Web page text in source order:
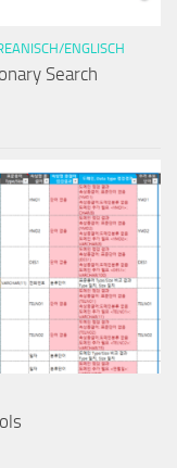
ENGLISCH
Search